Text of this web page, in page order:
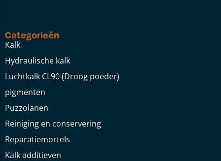
Categorieën
Kalk
Hydraulische kalk
Luchtkalk CL90 (Droog poeder)
pigmenten
Puzzolanen
Reiniging en conservering
Reparatiemortels
Kalk additieven